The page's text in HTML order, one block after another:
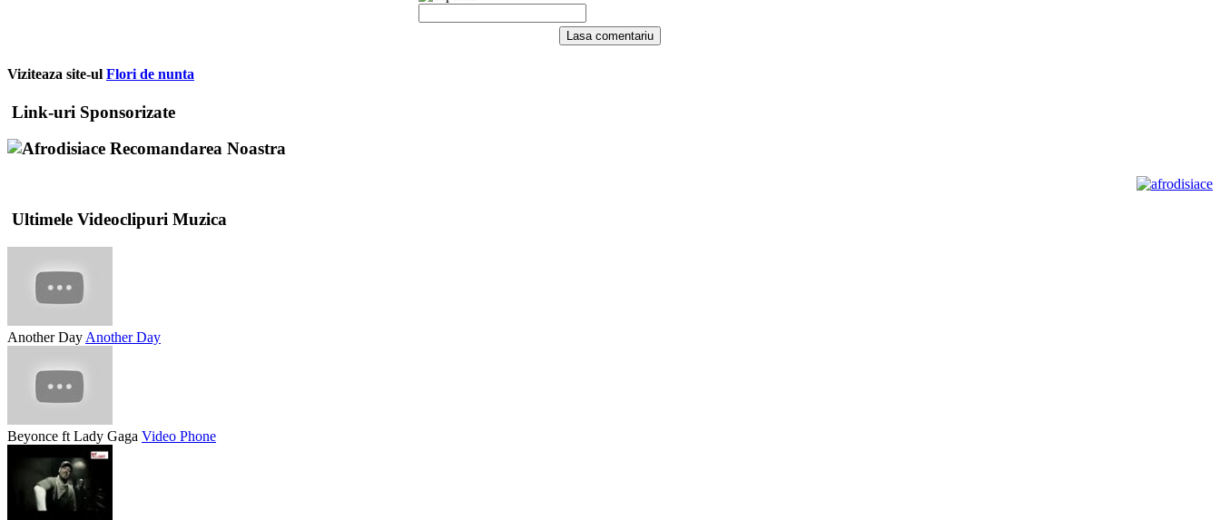
Viziteaza site-ul Flori de nunta
Link-uri Sponsorizate
Recomandarea Noastra
Ultimele Videoclipuri Muzica
Another Day Another Day
Beyonce ft Lady Gaga Video Phone